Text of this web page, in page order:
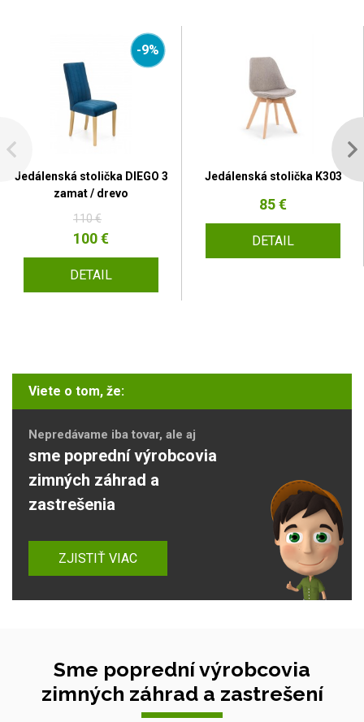
-9%
Jedálenská stolička DIEGO 3
zamat / drevo
110 €
100 €
DETAIL
Jedálenská stolička K303
85 €
DETAIL
Viete o tom, že:
Nepredávame iba tovar, ale aj
sme poprední výrobcovia
zimných záhrad a
zastrešenia
ZJISTIŤ VIAC
Sme poprední výrobcovia
zimných záhrad a zastrešení